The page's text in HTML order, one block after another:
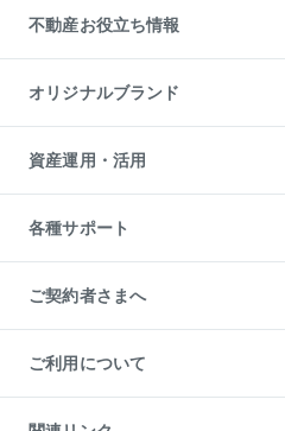
貸すガイド
事業用不動産
マンション投資
投資用マンション
アパート経営
収益物件
ビル購入（ビル一棟）
投資用不動産の売却査定
事業用不動産の売却査定
不動産お役立ち情報
マンションライブラリー
人気マンションランキング
暮らしに役立つ不動産メディア
不動産相場・不動産価格情報
不動産コラム・ニュース
不動産用語集
不動産なんでもネット相談室
住まいの税金
オリジナルブランド
一棟リノベーションマンション
L`GENTE（ルジェンテ）
区分リノベーションマンション
投資用一棟レジデンスWELL
不動産小口投資
LEGACIA（レガシア）
資産運用・活用
不動産M&A
アセットマネジメント・出資
各種サポート
相続サポート
リフォームサポート
ご契約者さまへ
ご紹介・再契約特典
入居者様専用-各種ご案内（賃貸）
東急こすもす会「こすもすWeb」
ご利用について
金融商品取引について